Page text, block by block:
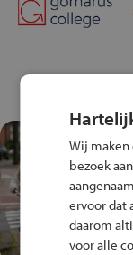
Wij
bezoek
ervoor dat
daarom
voor alle